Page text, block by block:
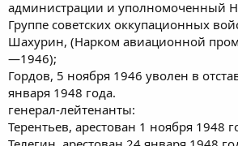
администрации и уполномоченный
Группе советских оккупационных
Шахурин, (Нарком авиационной
—1946);
Гордов, 5 ноября 1946 уволен в
января 1948 года.
генерал-лейтенанты:
Терентьев, арестован 1 ноября 1948